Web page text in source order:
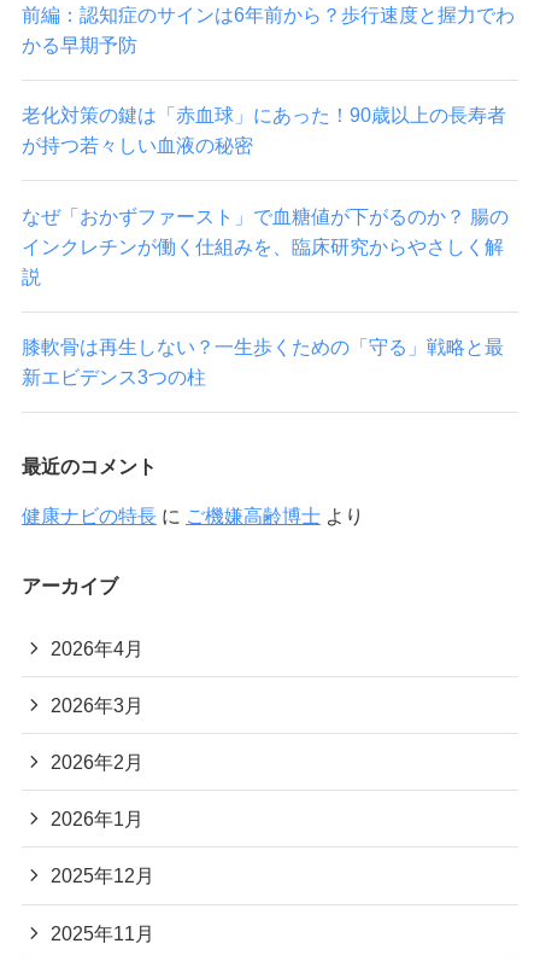
前編：認知症のサインは6年前から？歩行速度と握力でわ
かる早期予防
老化対策の鍵は「赤血球」にあった！90歳以上の長寿者
が持つ若々しい血液の秘密
なぜ「おかずファースト」で血糖値が下がるのか？ 腸の
インクレチンが働く仕組みを、臨床研究からやさしく解
説
膝軟骨は再生しない？一生歩くための「守る」戦略と最
新エビデンス3つの柱
最近のコメント
健康ナビの特長に ご機嫌高齢博士より
アーカイブ
2026年4月
2026年3月
2026年2月
2026年1月
2025年12月
2025年11月